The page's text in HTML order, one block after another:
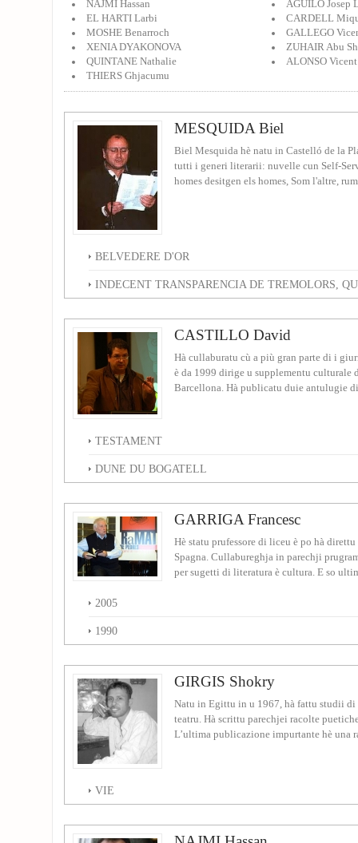
NAJMI Hassan
AGUILO Josep
EL HARTI Larbi
CARDELL
MOSHE Benarroch
GALLEGO
XENIA DYAKONOVA
ZUHAIR Abu
QUINTANE Nathalie
ALONSO Vicent
THIERS Ghjacumu
MESQUIDA Biel
Biel Mesquida hè natu in Castelló de la
tutti i generi literarii: nuvelle cun Self-
homes desitgen els homes, Som l'altre,
BELVEDERE D'OR
INDECENT TRANSPARENCIA DE TREMOLORS,
CASTILLO David
Hà cullaburatu cù a più gran parte di i
è da 1999 dirige u supplementu culturale
Barcellona. Hà publicatu duie antulugie
TESTAMENT
DUNE DU BOGATELL
GARRIGA Francesc
Hè statu prufessore di liceu è po hà
Spagna. Cullabureghja in parechji
per sugetti di literatura è cultura. E so
2005
1990
GIRGIS Shokry
Natu in Egittu in u 1967, hà fattu studii di
teatru. Hà scrittu parechjei racolte
L’ultima publicazione impurtante hè una
VIE